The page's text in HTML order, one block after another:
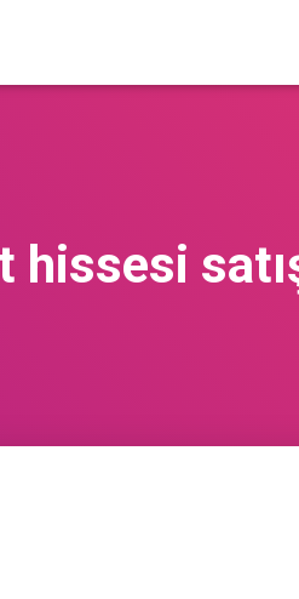
hissesi